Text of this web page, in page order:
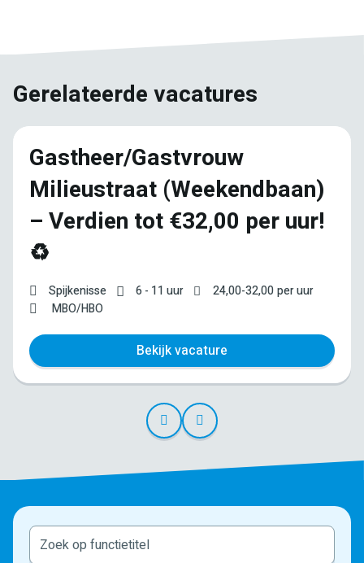
Gerelateerde vacatures
Gastheer/Gastvrouw
Milieustraat (Weekendbaan)
– Verdien tot €32,00 per uur!
♻️
Spijkenisse 6 - 11 uur 24,00-32,00per uur
MBO/HBO
Bekijk vacature